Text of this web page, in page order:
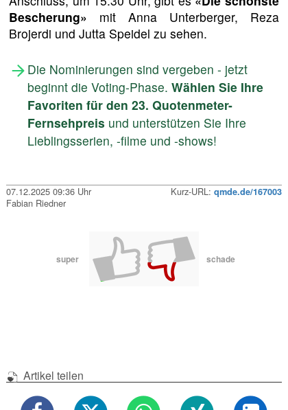
Bescherung» mit Anna Unterberger, Reza
Brojerdi und Jutta Speidel zu sehen.
Die Nominierungen sind vergeben - jetzt
beginnt die Voting-Phase. Wählen Sie Ihre
Favoriten für den 23. Quotenmeter-
Fernsehpreis und unterstützen Sie Ihre
Lieblingsserien, -filme und -shows!
07.12.2025 09:36 Uhr Kurz-URL: qmde.de/167003
Fabian Riedner
super schade
Artikel teilen